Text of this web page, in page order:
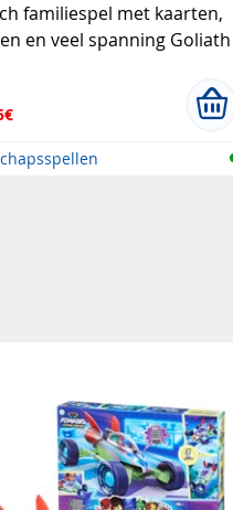
familiespel met kaarten,
en veel spanning Goliath